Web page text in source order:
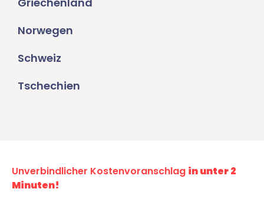
Norwegen
Schweiz
Tschechien
Unverbindlicher Kostenvoranschlag in unter 2
Minuten!